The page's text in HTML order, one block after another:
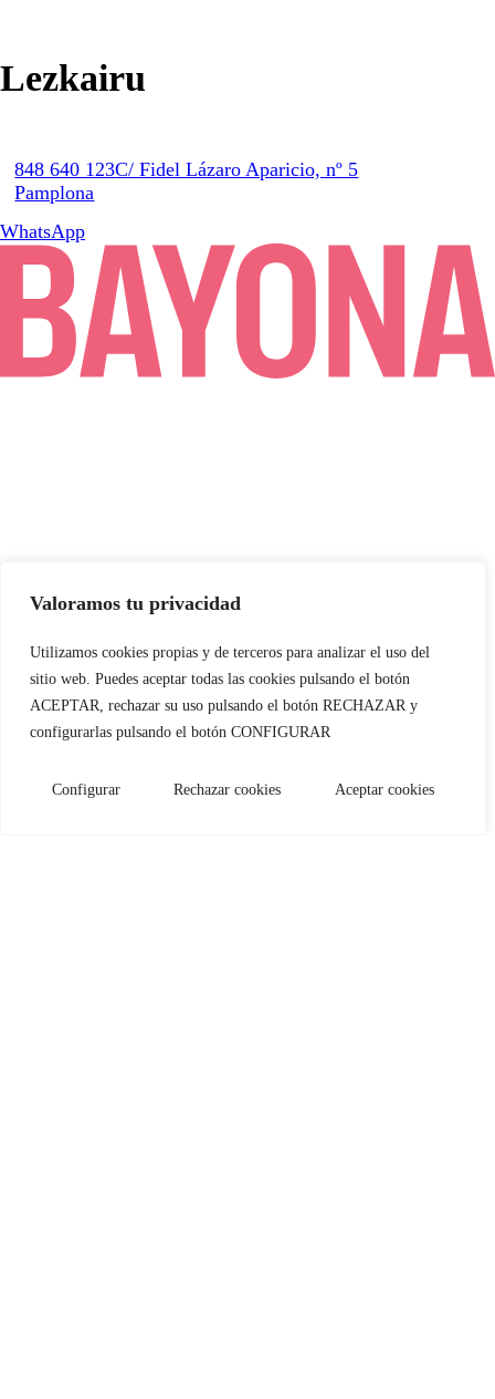
Valoramos tu privacidad
Utilizamos cookies propias y de terceros para analizar el uso del
sitio web. Puedes aceptar todas las cookies pulsando el botón
ACEPTAR, rechazar su uso pulsando el botón RECHAZAR y
configurarlas pulsando el botón CONFIGURAR
Configurar Rechazar cookies Aceptar cookies
Lezkairu
848 640 123C/ Fidel Lázaro Aparicio, nº 5
Pamplona
WhatsApp